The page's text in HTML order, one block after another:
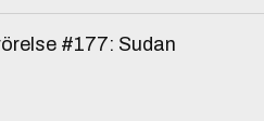
#177: Sudan